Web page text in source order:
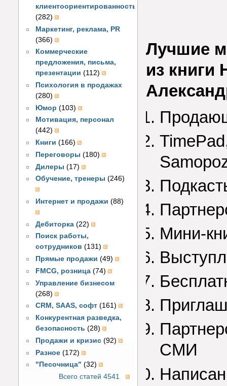
клиентоориентированность
(282)
Маркетинг, реклама, PR
(366)
Коммерческие
предложения, письма,
презентации (112)
Психология в продажах
(280)
Юмор (103)
Мотивация, персонал
(442)
Книги (166)
Переговоры (180)
Дилеры (17)
Обучение, тренеры (246)
Интернет и продажи (88)
Дебиторка (22)
Поиск работы,
сотрудников (131)
Прямые продажи (49)
FMCG, розница (74)
Управление бизнесом
(268)
CRM, SAAS, софт (161)
Конкурентная разведка,
безопасность (28)
Продажи и кризис (92)
Разное (172)
"Песочница" (32)
Всего статей 4541
Лучшие
из книги
Мини-
СМИ